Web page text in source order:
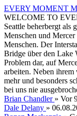
EVERY MOMENT
WELCOME TO
Seattle beherbergt als
Menschen und
Menschen. Der
Bridge über den Lake
Problem dar, auf
arbeiten. Neben ihrem
mehr und besonders
bei uns nie
Brian Chandler » Vor
Dale Delany »